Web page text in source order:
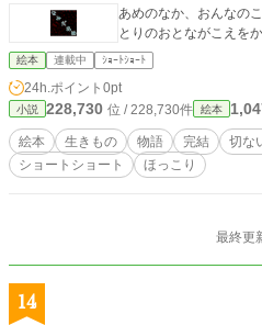
あめのなか、おんなのこはひ
とりのおとながこえをか
絵本 連載中 ｼｮｰﾄｼｮｰﾄ
24h.ポイント 0pt
小説 228,730 位 / 228,730件 絵本
絵本 生きもの 物語 完結 切な
ショートショート
ほっこり
最終更
14